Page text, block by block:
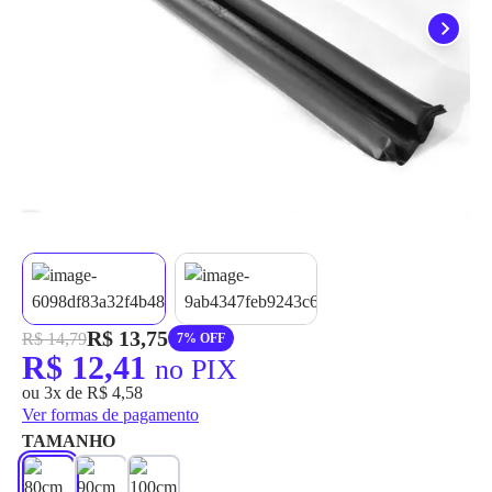
grátis em até 7 dias.
R$ 14,79R$ 13,75 7% OFF
R$ 12,41 no PIX
ou 3x de R$ 4,58
Ver formas de pagamento
TAMANHO